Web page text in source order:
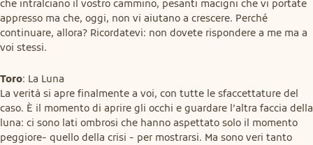
che intralciano il vostro cammino, pesanti macigni che vi portate
appresso ma che, oggi, non vi aiutano a crescere. Perché
continuare, allora? Ricordatevi: non dovete rispondere a me ma a
voi stessi.
Toro: La Luna
La verità si apre finalmente a voi, con tutte le sfaccettature del
caso. È il momento di aprire gli occhi e guardare l’altra faccia della
luna: ci sono lati ombrosi che hanno aspettato solo il momento
peggiore- quello della crisi - per mostrarsi. Ma sono veri tanto